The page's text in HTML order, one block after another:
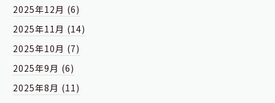
2025年12月 (6)
2025年11月 (14)
2025年10月 (7)
2025年9月 (6)
2025年8月 (11)